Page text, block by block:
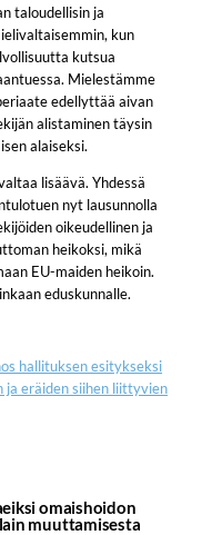
taloudellisin ja
kun
kutsua
Mielestämme
edellyttää aivan
alistaminen täysin
alaiseksi.
lisäävä. Yhdessä
nyt lausunnolla
oikeudellinen ja
heikoksi, mikä
EU-maiden heikoin.
eduskunnalle.
hallituksen esitykseksi
ja eräiden siihen liittyvien
omaishoidon
muuttamisesta